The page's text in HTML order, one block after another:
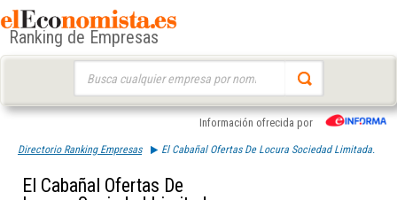
Ranking de Empresas
Información ofrecida por
Directorio Ranking Empresas El Cabañal Ofertas De Locura Sociedad Limitada.
El Cabañal Ofertas De